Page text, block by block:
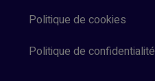
Politique de cookies
Politique de confidentialité